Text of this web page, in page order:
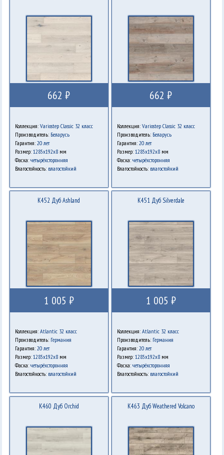
662 ₽
Коллекция: Variostep Classic 32 класс
Производитель: Беларусь
Гарантия: 20 лет
Размер: 1285x192x8мм
Фаска: четырёхсторонняя
Влагостойкость: влагостойкий
662 ₽
Коллекция: Variostep Classic 32 класс
Производитель: Беларусь
Гарантия: 20 лет
Размер: 1285x192x8мм
Фаска: четырёхсторонняя
Влагостойкость: влагостойкий
K452 Дуб Ashland
1 005 ₽
Коллекция: Atlantic 32 класс
Производитель: Германия
Гарантия: 20 лет
Размер: 1285х192х8мм
Фаска: четырёхсторонняя
Влагостойкость: влагостойкий
K451 Дуб Silverdale
1 005 ₽
Коллекция: Atlantic 32 класс
Производитель: Германия
Гарантия: 20 лет
Размер: 1285х192х8мм
Фаска: четырёхсторонняя
Влагостойкость: влагостойкий
K460 Дуб Orchid K463 Дуб Weathered Volcano